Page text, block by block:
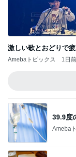
激しい歌とおどりで
Amebaトピックス 1日前
39.9度
Ameba